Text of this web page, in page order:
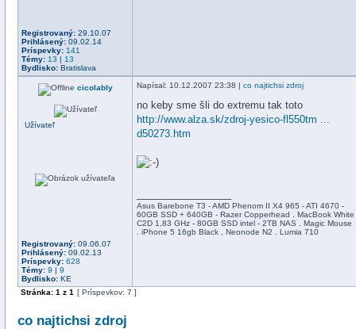
Registrovaný: 29.10.07
Prihlásený: 09.02.14
Príspevky: 141
Témy: 13 | 13
Bydlisko: Bratislava
cicolably
Užívateľ
Registrovaný: 09.06.07
Prihlásený: 09.02.13
Príspevky: 628
Témy: 9 | 9
Bydlisko: KE
Napísal: 10.12.2007 23:38 | co najtichsi zdroj
no keby sme šli do extremu tak toto
http://www.alza.sk/zdroj-yesico-fl550tm ...
d50273.htm
Asus Barebone T3 - AMD Phenom II X4 965 - ATI 4670 -
60GB SSD + 640GB - Razer Copperhead . MacBook White
C2D 1,83 GHz - 80GB SSD intel - 2TB NAS . Magic Mouse
. iPhone 5 16gb Black , Neonode N2 . Lumia 710
Stránka: 1 z 1 [ Príspevkov: 7 ]
co najtichsi zdroj